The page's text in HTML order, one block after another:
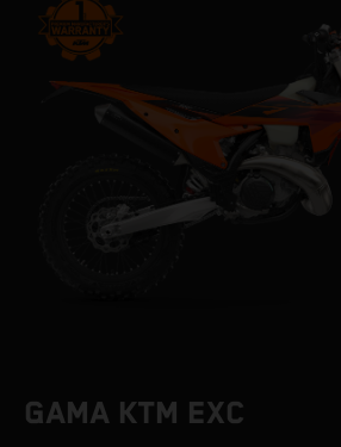
GAMA KTM EXC